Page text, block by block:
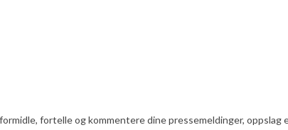
fortelle og kommentere dine pressemeldinger,